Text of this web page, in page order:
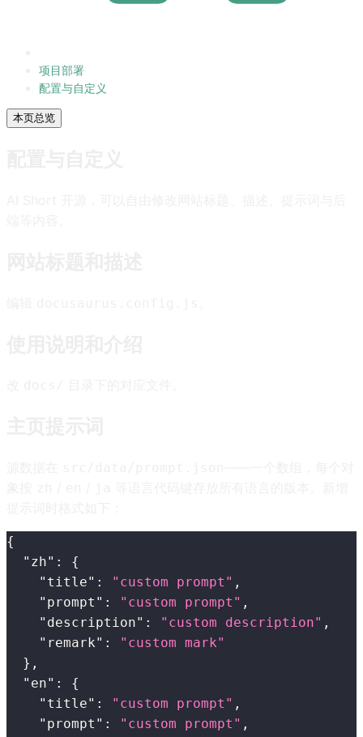
项目部署
配置与自定义
本页总览
{
"zh" :
{
"title" : "custom prompt" ,
"prompt" : "custom prompt" ,
"description" : "custom description" ,
"remark" :
"custom mark"
} ,
"en" :
{
"title" : "custom prompt" ,
"prompt" : "custom prompt" ,